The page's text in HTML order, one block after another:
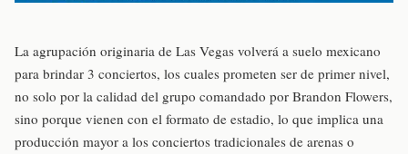
La agrupación originaria de Las Vegas volverá a suelo mexicano
para brindar 3 conciertos, los cuales prometen ser de primer nivel,
no solo por la calidad del grupo comandado por Brandon Flowers,
sino porque vienen con el formato de estadio, lo que implica una
producción mayor a los conciertos tradicionales de arenas o